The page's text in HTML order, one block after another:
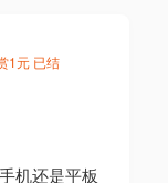
1元 已结
机还是平板